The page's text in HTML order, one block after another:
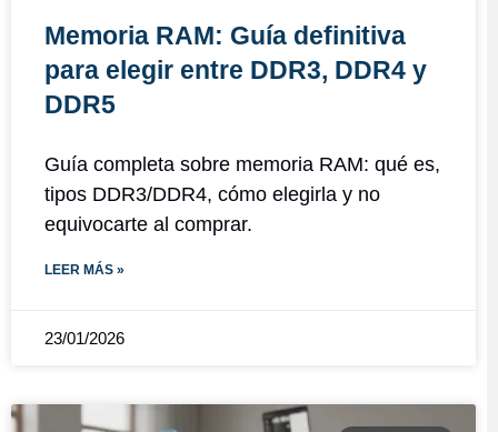
Memoria RAM: Guía definitiva
para elegir entre DDR3, DDR4 y
DDR5
Guía completa sobre memoria RAM: qué es,
tipos DDR3/DDR4, cómo elegirla y no
equivocarte al comprar.
LEER MÁS »
23/01/2026